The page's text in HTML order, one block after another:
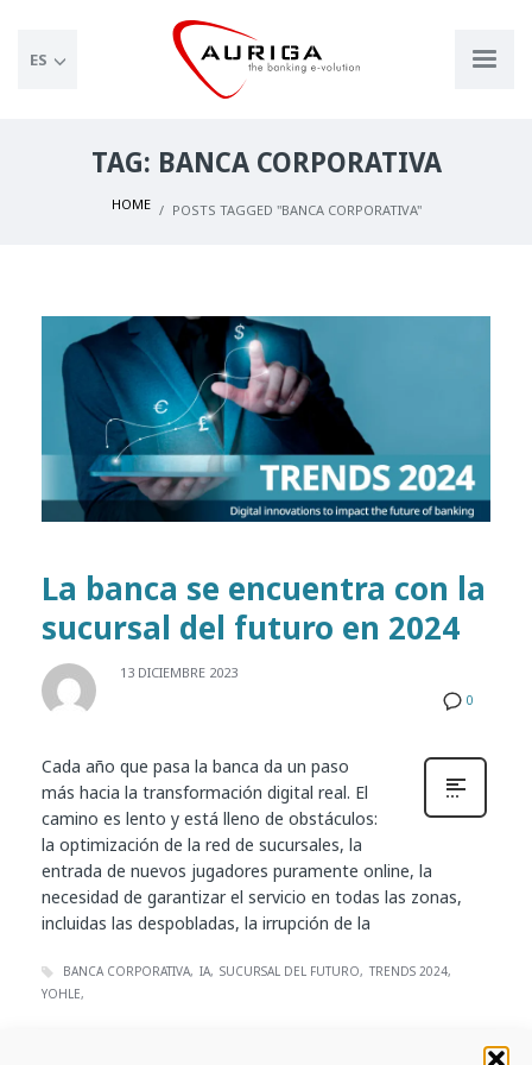
ES
TAG: BANCA CORPORATIVA
HOME POSTS TAGGED "BANCA CORPORATIVA"
La banca se encuentra con la
sucursal del futuro en 2024
0
13 DICIEMBRE 2023
Cada año que pasa la banca da un paso
más hacia la transformación digital real. El
camino es lento y está lleno de obstáculos:
la optimización de la red de sucursales, la
entrada de nuevos jugadores puramente online, la
necesidad de garantizar el servicio en todas las zonas,
incluidas las despobladas, la irrupción de la
BANCA CORPORATIVA IA SUCURSAL DEL FUTURO
TRENDS 2024
YOHLE